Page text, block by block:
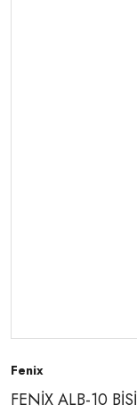
Fenix
FENİX ALB-10